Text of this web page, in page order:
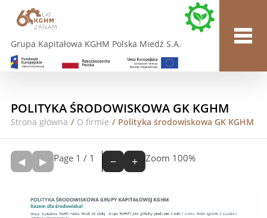
Grupa Kapitałowa KGHM Polska Miedź S.A.
POLITYKA ŚRODOWISKOWA GK KGHM
Strona główna / O firmie / Polityka środowiskowa GK KGHM
Page 1 / 1 Zoom 100%